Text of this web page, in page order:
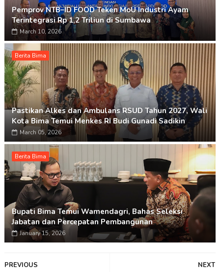
Pemprov NTB–ID FOOD Teken MoU Industri Ayam
Terintegrasi Rp 1,2 Triliun di Sumbawa
March 10, 2026
Berita Bima
Pastikan Alkes dan Ambulans RSUD Tahun 2027, Wali
Kota Bima Temui Menkes RI Budi Gunadi Sadikin
March 05, 2026
Berita Bima
Bupati Bima Temui Wamendagri, Bahas Seleksi
Jabatan dan Percepatan Pembangunan
January 15, 2026
NEXT
PREVIOUS